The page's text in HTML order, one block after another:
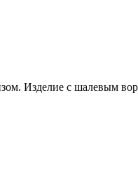
Изделие с шалевым